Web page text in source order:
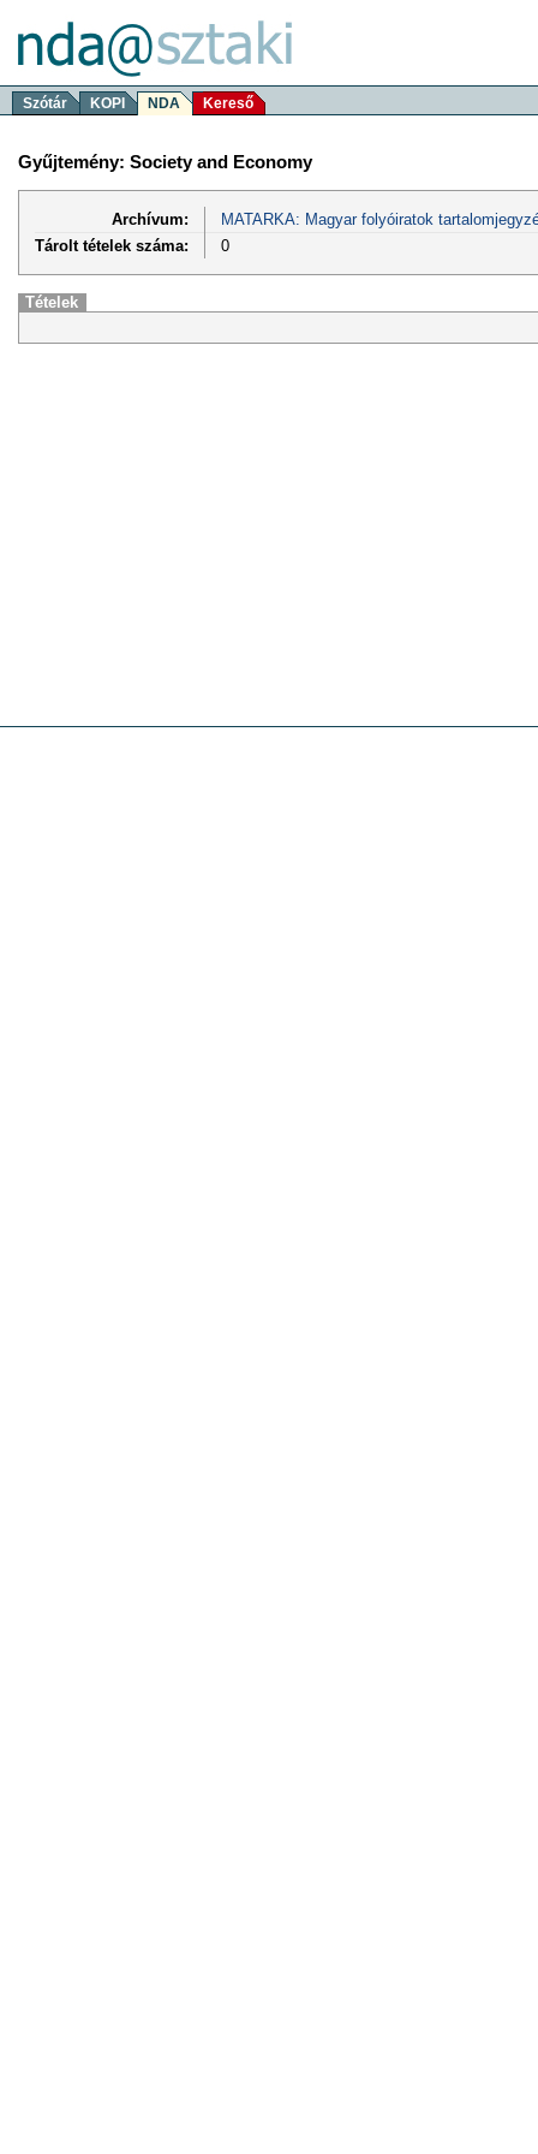
Szótár KOPI NDA Kereső
Gyűjtemény: Society and Economy
Archívum:
MATARKA: Magyar folyóiratok
Tárolt tételek száma:
0
Tételek